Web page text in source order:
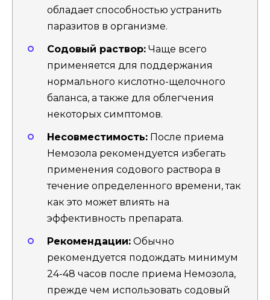
обладает способностью устранить
паразитов в организме.
Содовый раствор: Чаще всего
применяется для поддержания
нормального кислотно-щелочного
баланса, а также для облегчения
некоторых симптомов.
Несовместимость: После приема
Немозола рекомендуется избегать
применения содового раствора в
течение определенного времени, так
как это может влиять на
эффективность препарата.
Рекомендации: Обычно
рекомендуется подождать минимум
24-48 часов после приема Немозола,
прежде чем использовать содовый